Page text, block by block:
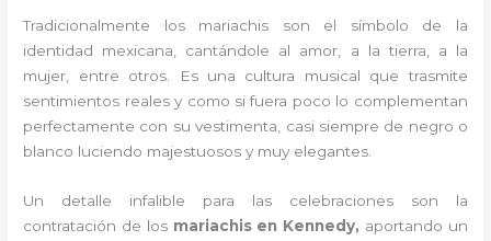
Tradicionalmente los mariachis son el símbolo de la
identidad mexicana, cantándole al amor, a la tierra, a la
mujer, entre otros. Es una cultura musical que trasmite
sentimientos reales y como si fuera poco lo complementan
perfectamente con su vestimenta, casi siempre de negro o
blanco luciendo majestuosos y muy elegantes.
Un detalle infalible para las celebraciones son la
contratación de losmariachis en Kennedy, aportando un